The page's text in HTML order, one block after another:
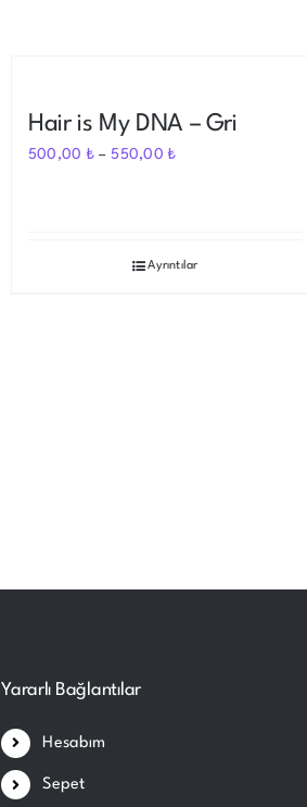
Hair is My DNA – Gri
500,00₺–550,00₺
Ayrıntılar
Yararlı Bağlantılar
Hesabım
Sepet